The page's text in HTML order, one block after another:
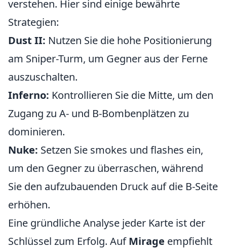
verstehen. Hier sind einige bewährte
Strategien:
Dust II: Nutzen Sie die hohe Positionierung
am Sniper-Turm, um Gegner aus der Ferne
auszuschalten.
Inferno: Kontrollieren Sie die Mitte, um den
Zugang zu A- und B-Bombenplätzen zu
dominieren.
Nuke: Setzen Sie smokes und flashes ein,
um den Gegner zu überraschen, während
Sie den aufzubauenden Druck auf die B-Seite
erhöhen.
Eine gründliche Analyse jeder Karte ist der
Schlüssel zum Erfolg. AufMirage empfiehlt